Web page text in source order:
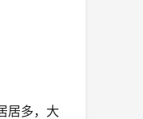
居多，大